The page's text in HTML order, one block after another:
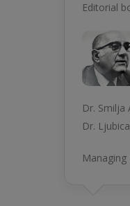
Editorial
Dr.
Dr.
Managing